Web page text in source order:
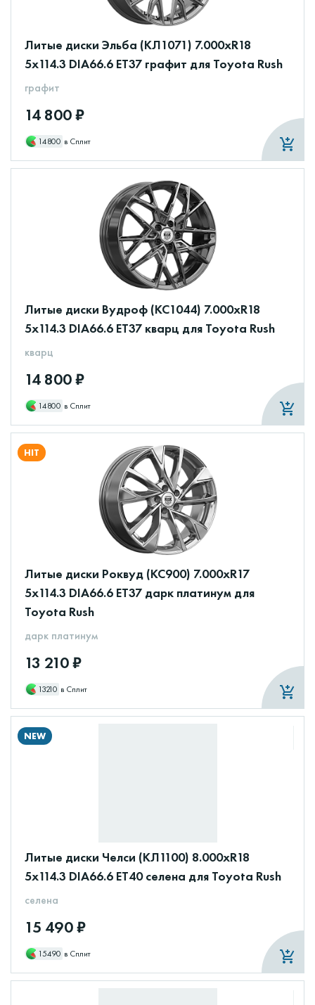
Литые диски Эльба (КЛ1071) 7.000xR18
5x114.3 DIA66.6 ET37 графит для Toyota Rush
графит
14 800 ₽
14800 в Сплит
Литые диски Вудроф (КС1044) 7.000xR18
5x114.3 DIA66.6 ET37 кварц для Toyota Rush
кварц
14 800 ₽
14800 в Сплит
HIT
Литые диски Роквуд (КС900) 7.000xR17
5x114.3 DIA66.6 ET37 дарк платинум для
Toyota Rush
дарк платинум
13 210 ₽
13210 в Сплит
NEW
Литые диски Челси (КЛ1100) 8.000xR18
5x114.3 DIA66.6 ET40 селена для Toyota Rush
селена
15 490 ₽
15490 в Сплит